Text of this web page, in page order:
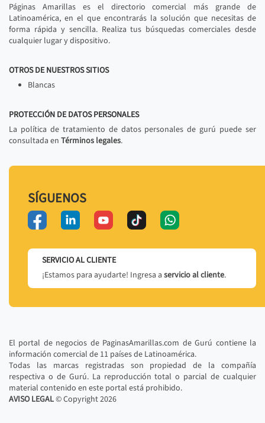
Páginas Amarillas es el directorio comercial más grande de
Latinoamérica, en el que encontrarás la solución que necesitas de
forma rápida y sencilla. Realiza tus búsquedas comerciales desde
cualquier lugar y dispositivo.
OTROS DE NUESTROS SITIOS
Blancas
PROTECCIÓN DE DATOS PERSONALES
La política de tratamiento de datos personales de gurú puede ser
consultada en Términos legales.
SÍGUENOS
SERVICIO AL CLIENTE
¡Estamos para ayudarte! Ingresa a servicio al cliente.
El portal de negocios de PaginasAmarillas.com de Gurú contiene la
información comercial de 11 países de Latinoamérica.
Todas las marcas registradas son propiedad de la compañía
respectiva o de Gurú. La reproducción total o parcial de cualquier
material contenido en este portal está prohibido.
AVISO LEGAL© Copyright2026